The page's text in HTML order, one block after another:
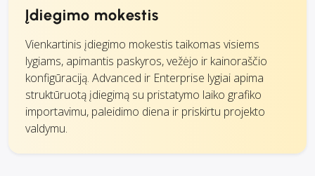
Įdiegimo mokestis
Vienkartinis įdiegimo mokestis taikomas visiems
lygiams, apimantis paskyros, vežėjo ir kainoraščio
konfigūraciją. Advanced ir Enterprise lygiai apima
struktūruotą įdiegimą su pristatymo laiko grafiko
importavimu, paleidimo diena ir priskirtu projekto
valdymu.